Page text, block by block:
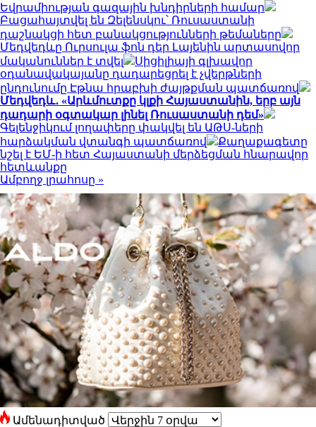
Եվրամիության գազային խնդիրների համար
Բացահայտվել են Զելենսկու՝ Ռուսաստանի
դաշնակցի հետ բանակցությունների թեմաները
Մեդվեդևը Ուրսուլա ֆոն դեր Լայենին արտասովոր
մականուններ է տվել
Սիցիլիայի գլխավոր
օդանավակայանը դադարեցրել է չվերթների
ընդունումը Էթնա հրաբխի ժայթքման պատճառով
Մեդվեդև․ «Արևմուտքը կլքի Հայաստանին, երբ այն
դադարի օգտակար լինել Ռուսաստանի դեմ»
Գելենջիկում լողափերը փակվել են ԱԹՍ-ների
հարձակման վտանգի պատճառով
Քաղաքագետը
նշել է ԵՄ-ի հետ Հայաստանի մերձեցման հնարավոր
հետևանքը
Ամբողջ լրահոսը »
Ամենադիտված